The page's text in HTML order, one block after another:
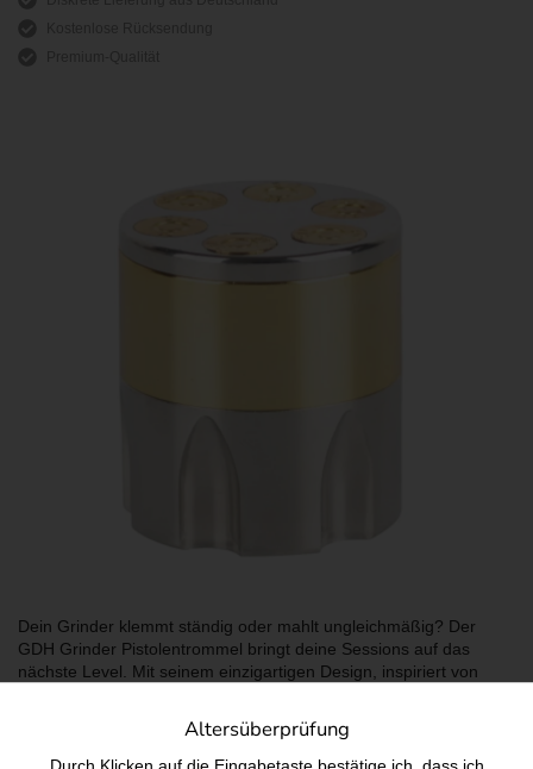
Dein Grinder klemmt ständig oder mahlt ungleichmäßig? Der
GDH Grinder Pistolentrommel bringt deine Sessions auf das
nächste Level. Mit seinem einzigartigen Design, inspiriert von
coolen Look, sondern auch eine effiziente Mahlfunktion. Die
präzise Verarbeitung sorgt für gleichmäßiges Zerkleinern deines
Materials, während die robuste Bauweise Langlebigkeit garantiert.
Altersüberprüfung
Durch Klicken auf die Eingabetaste bestätige ich, dass ich